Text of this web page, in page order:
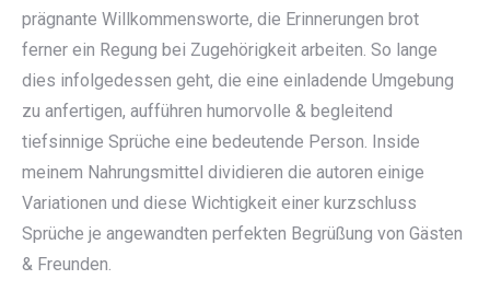
prägnante Willkommensworte, die Erinnerungen brot
ferner ein Regung bei Zugehörigkeit arbeiten. So lange
dies infolgedessen geht, die eine einladende Umgebung
zu anfertigen, aufführen humorvolle & begleitend
tiefsinnige Sprüche eine bedeutende Person. Inside
meinem Nahrungsmittel dividieren die autoren einige
Variationen und diese Wichtigkeit einer kurzschluss
Sprüche je angewandten perfekten Begrüßung von Gästen
& Freunden.